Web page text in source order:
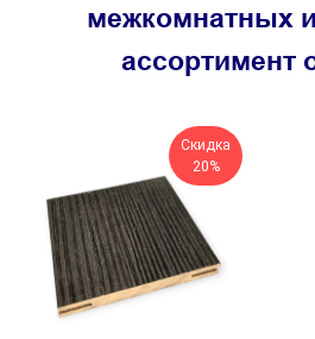
межкомнатных
ассортимент
Скидка
20%